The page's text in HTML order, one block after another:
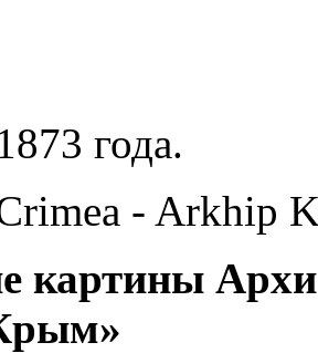
года.
- Arkhip
картины